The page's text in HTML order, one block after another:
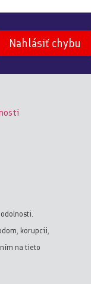
Nahlásiť chybu
korupcii,
na tieto